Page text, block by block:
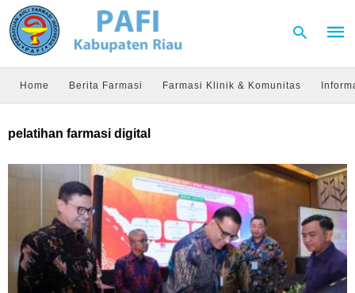
and
hit
Home Berita Farmasi Farmasi Klinik & Komunitas
pelatihan farmasi digital